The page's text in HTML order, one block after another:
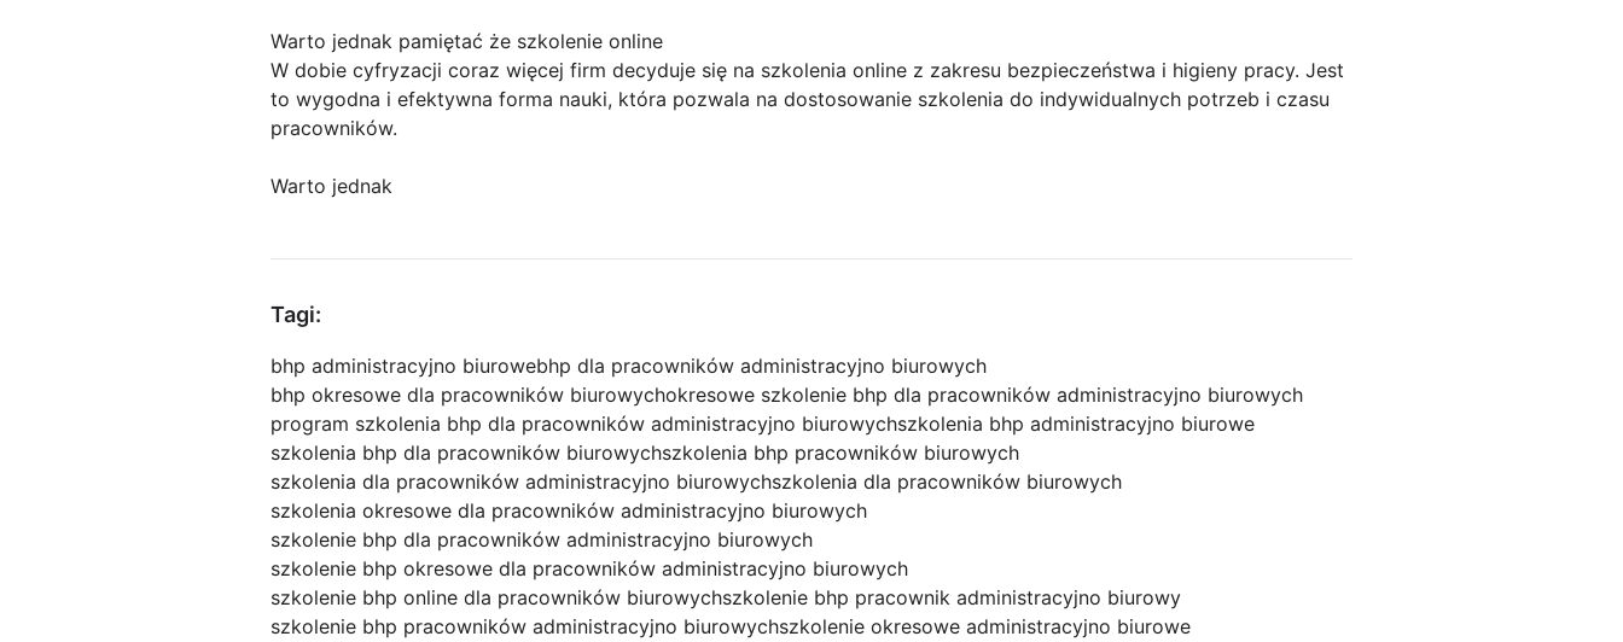
Warto jednak pamiętać że szkolenie online
W dobie cyfryzacji coraz więcej firm decyduje się na szkolenia online z zakresu bezpieczeństwa i higieny pracy. Jest
to wygodna i efektywna forma nauki, która pozwala na dostosowanie szkolenia do indywidualnych potrzeb i czasu
pracowników.
Warto jednak
Tagi:
bhp administracyjno biurowebhp dla pracowników administracyjno biurowych
bhp okresowe dla pracowników biurowychokresowe szkolenie bhp dla pracowników administracyjno biurowych
program szkolenia bhp dla pracowników administracyjno biurowychszkolenia bhp administracyjno biurowe
szkolenia bhp dla pracowników biurowychszkolenia bhp pracowników biurowych
szkolenia dla pracowników administracyjno biurowychszkolenia dla pracowników biurowych
szkolenia okresowe dla pracowników administracyjno biurowych
szkolenie bhp dla pracowników administracyjno biurowych
szkolenie bhp okresowe dla pracowników administracyjno biurowych
szkolenie bhp online dla pracowników biurowychszkolenie bhp pracownik administracyjno biurowy
szkolenie bhp pracowników administracyjno biurowychszkolenie okresowe administracyjno biurowe